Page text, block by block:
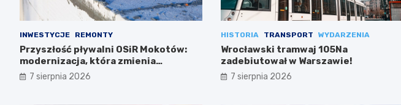
INWESTYCJE REMONTY
Przyszłość pływalni OSiR Mokotów:
modernizacja, która zmienia
wszystko
7 sierpnia 2026
HISTORIA TRANSPORT WYDARZENIA
Wrocławski tramwaj 105Na
zadebiutował w Warszawie!
7 sierpnia 2026